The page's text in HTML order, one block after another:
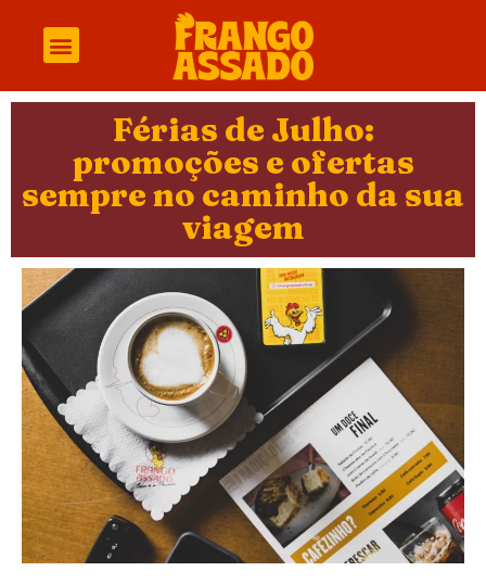
Férias de Julho:
promoções e ofertas
sempre no caminho da sua
viagem